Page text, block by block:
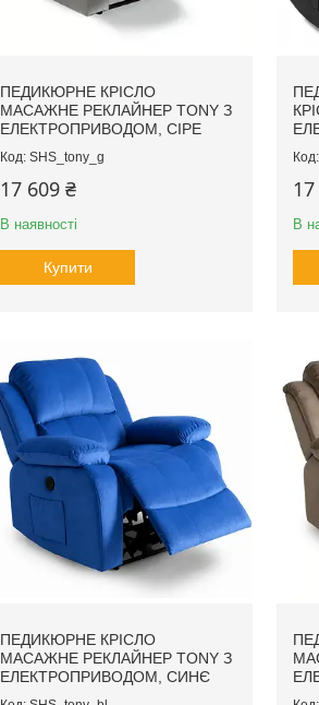
ПЕДИКЮРНЕ КРІСЛО
МАСАЖНЕ РЕКЛАЙНЕР TONY З
ЕЛЕКТРОПРИВОДОМ, СІРЕ
SHS_tony_g
17 609 ₴
В наявності
Купити
В
ПЕДИКЮРНЕ КРІСЛО
МАСАЖНЕ РЕКЛАЙНЕР TONY З
ЕЛЕКТРОПРИВОДОМ, СИНЄ